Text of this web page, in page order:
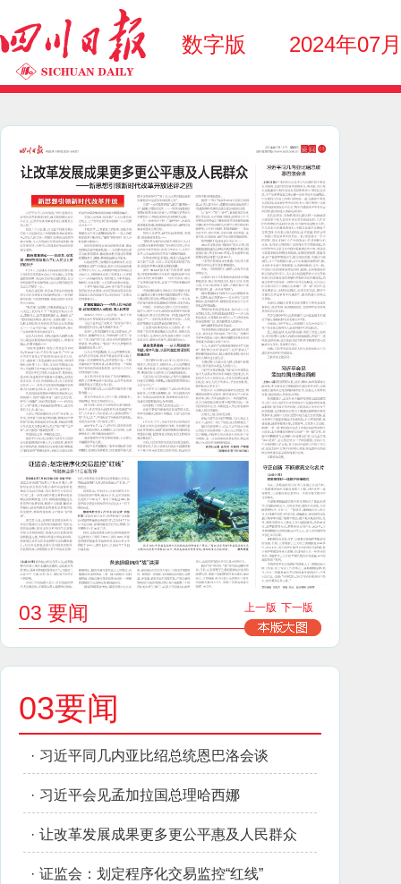
数字版 2024年07
03 要闻 上一版 下一版
03要闻
· 习近平同几内亚比绍总统恩巴洛会谈
· 习近平会见孟加拉国总理哈西娜
· 让改革发展成果更多更公平惠及人民群众
· 证监会：划定程序化交易监控“红线”